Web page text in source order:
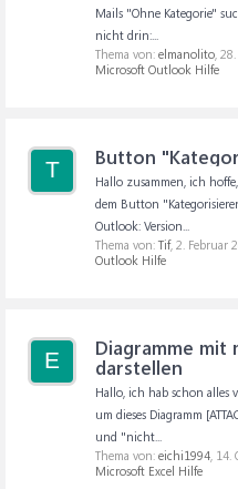
Mails "Ohne Kategorie"
nicht drin:...
Thema von: elmanolito,
Microsoft Outlook Hilfe
T Button
Hallo zusammen, ich
dem Button
Outlook: Version...
Thema von: Tif, 2. Februar
Outlook Hilfe
E
Diagramme mit
darstellen
Hallo, ich hab schon alles
um dieses Diagramm
und "nicht...
Thema von: eichi1994, 14.
Microsoft Excel Hilfe